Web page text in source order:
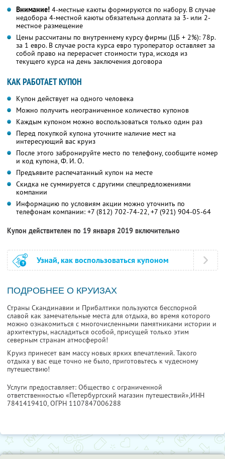
Внимание! 4-местные каюты формируются по набору. В случае
недобора 4-местной каюты обязательна доплата за 3- или 2-
местное размещение
Цены рассчитаны по внутреннему курсу фирмы (ЦБ + 2%): 78р.
за 1 евро. В случае роста курса евро туроператор оставляет за
собой право на перерасчет стоимости тура, исходя из
текущего курса на день заключения договора
КАК РАБОТАЕТ КУПОН
Купон действует на одного человека
Можно получить неограниченное количество купонов
Каждым купоном можно воспользоваться только один раз
Перед покупкой купона уточните наличие мест на
интересующий вас круиз
После этого забронируйте место по телефону, сообщите номер
и код купона, Ф. И. О.
Предъявите распечатанный купон на месте
Скидка не суммируется с другими спецпредложениями
компании
Информацию по условиям акции можно уточнить по
телефонам компании: +7 (812) 702-74-22,+7 (921) 904-05-64
Купон действителен по 19 января 2019 включительно
Узнай, как воспользоваться купоном
ПОДРОБНЕЕ О КРУИЗАХ
Страны Скандинавии и Прибалтики пользуются бесспорной
славой как замечательные места для отдыха, во время которого
можно ознакомиться с многочисленными памятниками истории и
архитектуры, насладиться особой, присущей только этим
северным странам атмосферой!
Круиз принесет вам массу новых ярких впечатлений. Такого
отдыха у вас еще точно не было, приготовьтесь к чудесному
путешествию!
Услуги предоставляет: Общество с ограниченной
ответственностью «Петербургский магазин путешествий»,ИНН
7841419410, ОГРН 1107847006288